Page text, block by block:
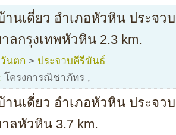
านเดี่ยว อำเภอหัวหิน ประจว
ลกรุงเทพหัวหิน 2.3 km.
นตก > ประจวบคีรีขันธ์
โครงการณิชาภัทร ,
านเดี่ยว อำเภอหัวหิน ประจว
ลหัวหิน 3.7 km.